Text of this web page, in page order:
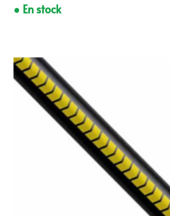
● En stock